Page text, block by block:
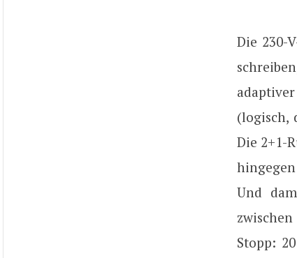
Die 230-
(logisch,
Die 2+1-
Und
Stopp: